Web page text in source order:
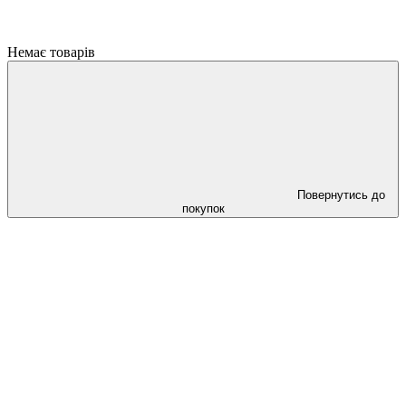
Немає товарів
Повернутись до
покупок